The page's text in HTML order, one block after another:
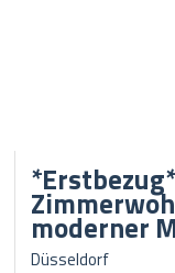
moderner
Düsseldorf